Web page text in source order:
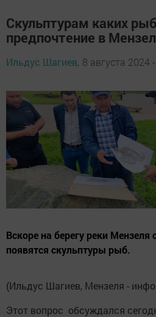
Скульптурам каких
предпочтение в
Ильдус Шагиев, 8 августа 2024
Вскоре на берегу реки Мензеля
появятся скульптуры рыб.
(Ильдус Шагиев, Мензеля -
Этот вопрос обсуждался